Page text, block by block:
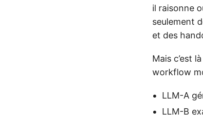
il raisonne
seulement
et des
Mais c’est
workflow
LLM-A
LLM-B